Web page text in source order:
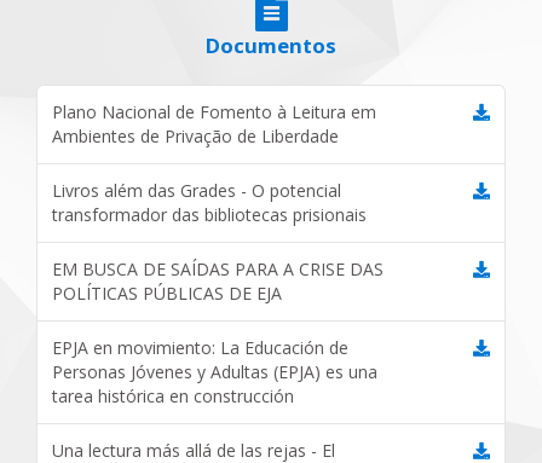
Documentos
Plano Nacional de Fomento à Leitura em
Ambientes de Privação de Liberdade
Livros além das Grades - O potencial
transformador das bibliotecas prisionais
EM BUSCA DE SAÍDAS PARA A CRISE DAS
POLÍTICAS PÚBLICAS DE EJA
EPJA en movimiento: La Educación de
Personas Jóvenes y Adultas (EPJA) es una
tarea histórica en construcción
Una lectura más allá de las rejas - El